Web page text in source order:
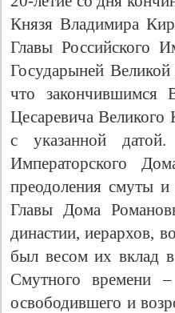
Князя Владимира
Главы Российского
Государыней
что закончившимся
Цесаревича Великого
с указанной
Императорского
преодоления смуты и
Главы Дома
династии, иерархов,
был весом их вклад
Смутного времени
освободившего и